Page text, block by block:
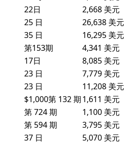
22日
2,668 美元
25 日
26,638 美元
35 日
16,295 美元
第153期
4,341 美元
17日
8,085 美元
23 日
7,779 美元
23 日
11,208 美元
$1,000第 132 期1,611 美元
第 724 期
1,100 美元
第 594 期
3,795 美元
37 日
5,070 美元